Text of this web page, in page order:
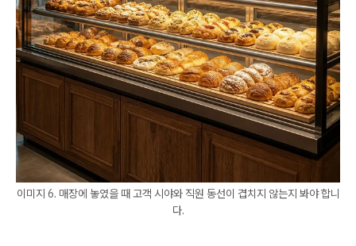
이미지 6. 매장에 놓였을 때 고객 시야와 직원 동선이 겹치지 않는지 봐야 합니
다.